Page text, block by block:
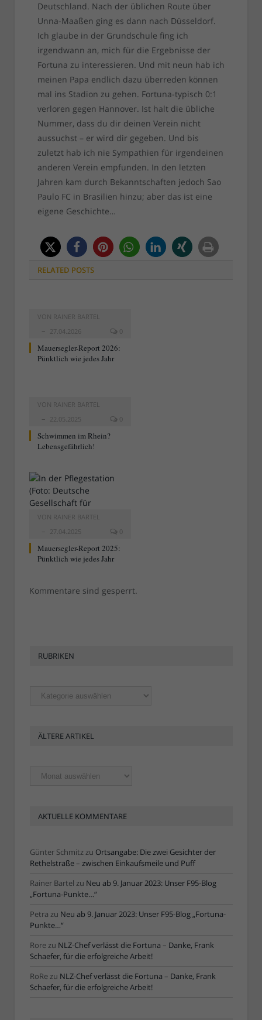
Deutschland. Nach der üblichen Route über
Unna-Maaßen ging es dann nach Düsseldorf.
Ich glaube in der Grundschule fing ich
irgendwann an, mich für die Ergebnisse der
Fortuna zu interessieren. Und mit neun hab ich
meinen Papa endlich dazu überreden können
mal ins Stadion zu gehen. Fortuna-typisch 0:1
verloren gegen Hannover. Ist halt die übliche
Nummer, dass du dir deinen Verein nicht
aussuchst – er wird dir gegeben. Und bis
zuletzt hab ich nie Sympathien für irgendeinen
anderen Verein empfunden. In den letzten
Jahren kam durch Bekanntschaften jedoch Sao
Paulo FC in Brasilien hinzu; aber das ist eine
eigene Geschichte…
RELATED POSTS
VON RAINER BARTEL
27.04.2026
0
Mauersegler-Report 2026:
Pünktlich wie jedes Jahr
VON RAINER BARTEL
22.05.2025
0
Schwimmen im Rhein?
Lebensgefährlich!
VON RAINER BARTEL
27.04.2025
0
Mauersegler-Report 2025:
Pünktlich wie jedes Jahr
Kommentare sind gesperrt.
RUBRIKEN
Rubriken
ÄLTERE ARTIKEL
Ältere
Artikel
AKTUELLE KOMMENTARE
Günter Schmitzzu Ortsangabe: Die zwei Gesichter der
Rethelstraße – zwischen Einkaufsmeile und Puff
Rainer Bartel zu Neu ab 9. Januar 2023: Unser F95-Blog
„Fortuna-Punkte…“
Petra zu Neu ab 9. Januar 2023: Unser F95-Blog „Fortuna-
Punkte…“
Rorezu NLZ-Chef verlässt die Fortuna – Danke, Frank
Schaefer, für die erfolgreiche Arbeit!
RoRezu NLZ-Chef verlässt die Fortuna – Danke, Frank
Schaefer, für die erfolgreiche Arbeit!